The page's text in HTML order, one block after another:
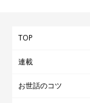
TOP
連載
お世話のコツ